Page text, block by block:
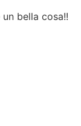
bella cosa!!